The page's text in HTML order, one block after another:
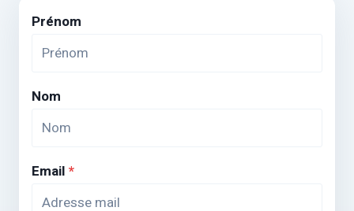
Prénom
Nom
Email *